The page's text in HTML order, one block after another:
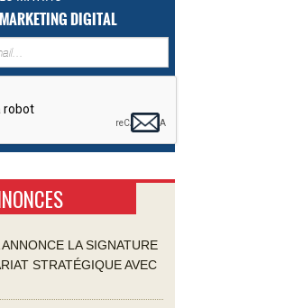
DIGITAL
LA SIGNATURE
STRATÉGIQUE AVEC